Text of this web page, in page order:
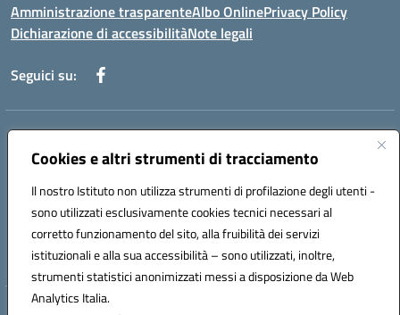
Cookies e altri strumenti di tracciamento
Il nostro Istituto non utilizza strumenti di profilazione degli utenti -
sono utilizzati esclusivamente cookies tecnici necessari al
corretto funzionamento del sito, alla fruibilità dei servizi
istituzionali e alla sua accessibilità – sono utilizzati, inoltre,
strumenti statistici anonimizzati messi a disposizione da Web
Analytics Italia.
Amministrazione trasparenteAlbo OnlinePrivacy Policy
Dichiarazione di accessibilitàNote legali
Seguici su:
Indirizzo:
Centralino:+39 0965 78 12 60 Email:rcic841003@istruzione.it
Codice fiscale: 92034530805
Codice meccanografico:
rcic841003
Codice Indice delle Pubbliche Amministrazioni (IPA): istsc_rcic841003